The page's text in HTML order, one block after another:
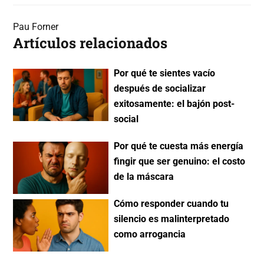
Pau Forner
Artículos relacionados
Por qué te sientes vacío
después de socializar
exitosamente: el bajón post-
social
Por qué te cuesta más energía
fingir que ser genuino: el costo
de la máscara
Cómo responder cuando tu
silencio es malinterpretado
como arrogancia